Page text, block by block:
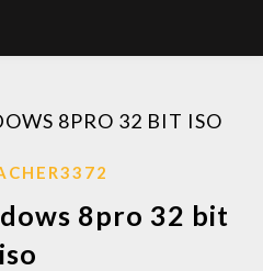
8PRO 32 BIT ISO
8pro 32 bit
iso